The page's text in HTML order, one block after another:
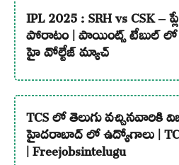
IPL 2025 : SRH vs CSK –
పోరాటం | పాయింట్స్ టేబుల్ లో
హై వోల్టేజ్ మ్యాచ్
TCS లో తెలుగు
హైదరాబాద్ లో ఉద్యోగాలు |
| Freejobsintelugu